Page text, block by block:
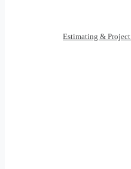
مدیریت پروژه و متره برآورد | Estimating & Project